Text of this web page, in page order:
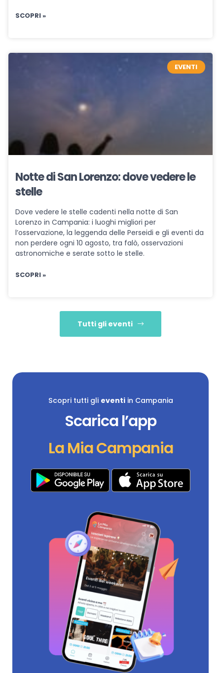
SCOPRI »
EVENTI
Notte di San Lorenzo: dove vedere le
stelle
Dove vedere le stelle cadenti nella notte di San
Lorenzo in Campania: i luoghi migliori per
l’osservazione, la leggenda delle Perseidi e gli eventi da
non perdere ogni 10 agosto, tra falò, osservazioni
astronomiche e serate sotto le stelle.
SCOPRI »
Tutti gli eventi
Scopri tutti gli eventiin Campania
Scarica l’app
La Mia Campania